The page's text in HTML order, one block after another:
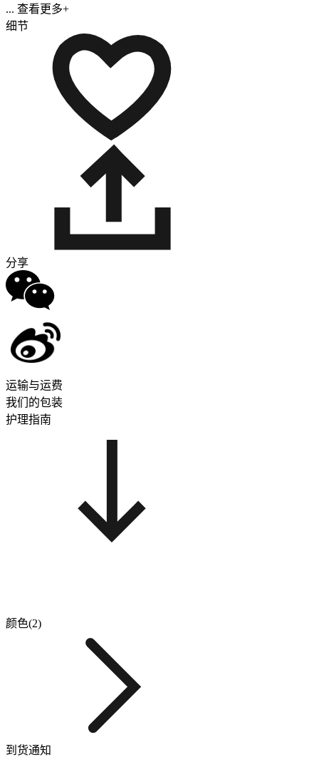
... 查看更多+
细节
分享
运输与运费
我们的包装
护理指南
颜色(2)
到货通知